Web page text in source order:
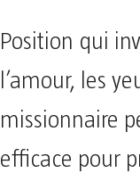
Position qui
l’amour, les
missionnaire
efficace pour